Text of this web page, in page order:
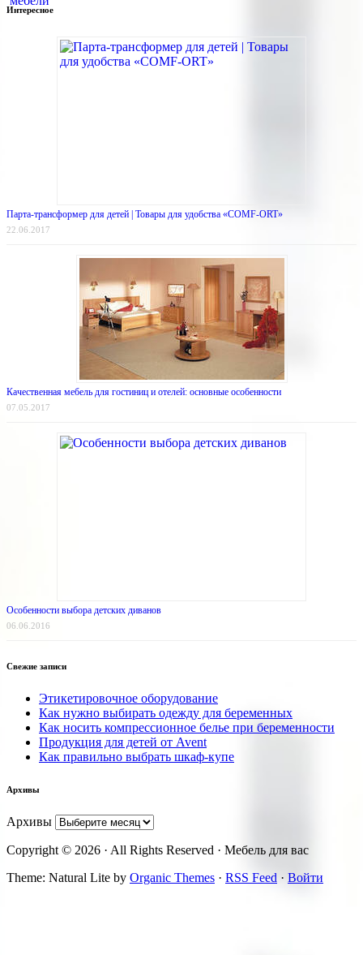
Интересное
Парта-трансформер для детей | Товары для удобства «COMF-ORT»
22.06.2017
Качественная мебель для гостиниц и отелей: основные особенности
07.05.2017
Особенности выбора детских диванов
06.06.2016
Свежие записи
Этикетировочное оборудование
Как нужно выбирать одежду для беременных
Как носить компрессионное белье при беременности
Продукция для детей от Avent
Как правильно выбрать шкаф-купе
Архивы
Архивы
Copyright © 2026 · All Rights Reserved · Мебель для вас
Theme: Natural Lite by Organic Themes · RSS Feed · Войти